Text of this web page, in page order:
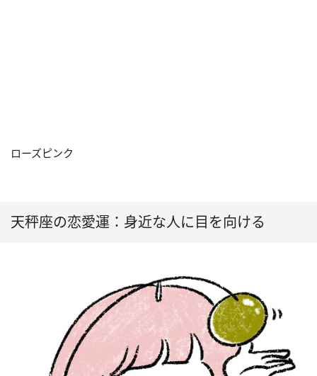
ローズピンク
天秤座の恋愛運：身近な人に目を向ける